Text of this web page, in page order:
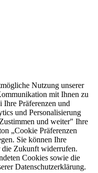
Nutzung unserer
mit Ihnen zu
Ihre Präferenzen und
und Personalisierung
und weiter" Ihre
„Cookie Präferenzen
Sie können Ihre
Zukunft widerrufen.
Cookies sowie die
Datenschutzerklärung.